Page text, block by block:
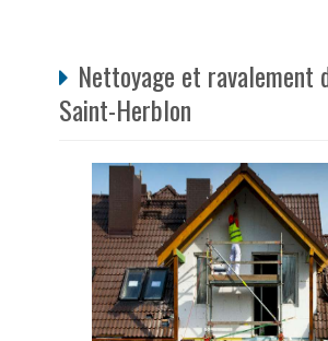
Nettoyage et ravalement
Saint-Herblon